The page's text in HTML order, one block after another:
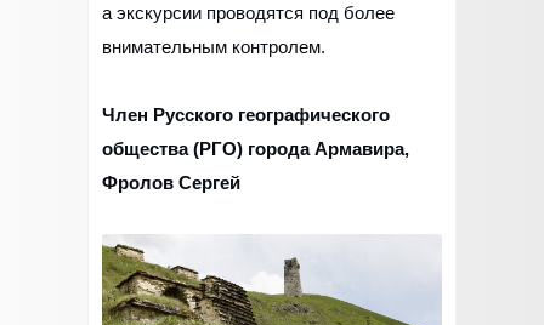
а экскурсии проводятся под более
внимательным контролем.
Член Русского географического
общества (РГО) города Армавира,
Фролов Сергей